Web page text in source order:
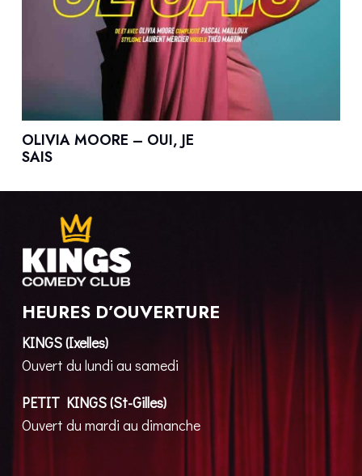
OLIVIA MOORE – OUI, JE
SAIS
HEURES D’OUVERTURE
KINGS (Ixelles)
Ouvert du lundi au samedi
PETIT KINGS (St-Gilles)
Ouvert du mardi au dimanche